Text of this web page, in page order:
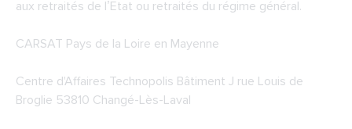
aux retraités de l’Etat ou retraités du régime général.
CARSAT Pays de la Loire en Mayenne
Centre d'Affaires Technopolis Bâtiment J rue Louis de
Broglie 53810 Changé-Lès-Laval